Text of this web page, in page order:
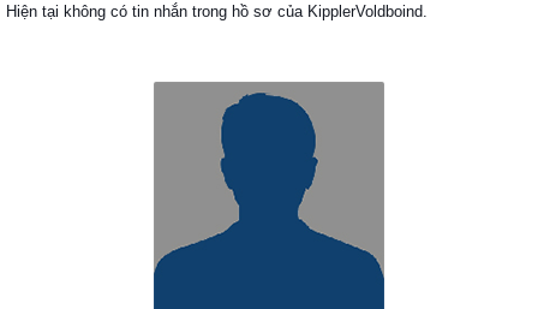
Hiện tại không có tin nhắn trong hồ sơ của KipplerVoldboind.